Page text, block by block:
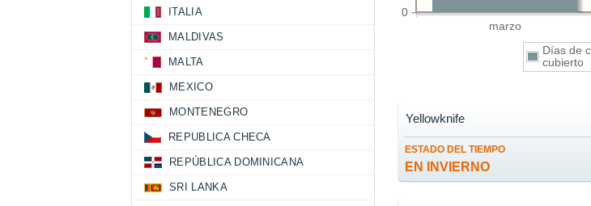
marzo
0
Días de
cubierto
ESTADO DEL TIEMPO
EN INVIERNO
Yellowknife
ITALIA
MALDIVAS
MALTA
MEXICO
MONTENEGRO
REPUBLICA CHECA
REPÚBLICA DOMINICANA
SRI LANKA